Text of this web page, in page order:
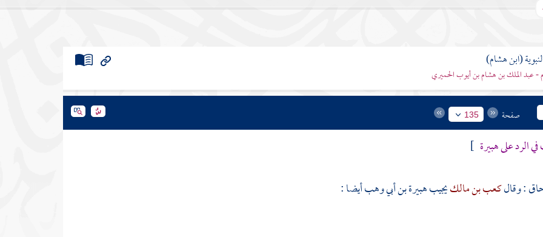
(ابن هشام)
- عبد الملك بن هشام بن أيوب الحميري
صفحة 135
الرد علىهبيرة ]
: وقالكعب بن مالكيجيبهبيرة بن أبي وهبأيضا :